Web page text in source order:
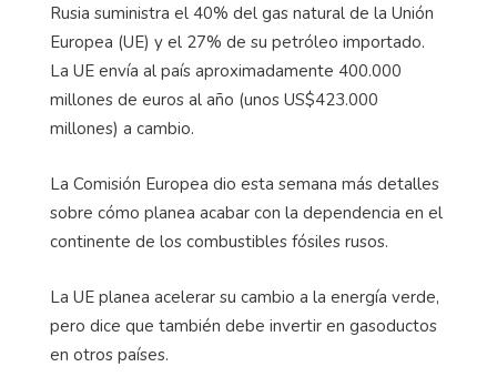
Rusia suministra el 40% del gas natural de la Unión
Europea (UE) y el 27% de su petróleo importado.
La UE envía al país aproximadamente 400.000
millones de euros al año (unos US$423.000
millones) a cambio.
La Comisión Europea dio esta semana más detalles
sobre cómo planea acabar con la dependencia en el
continente de los combustibles fósiles rusos.
La UE planea acelerar su cambio a la energía verde,
pero dice que también debe invertir en gasoductos
en otros países.